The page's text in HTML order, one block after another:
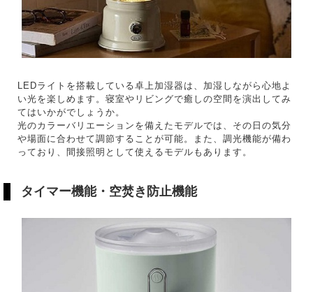
LEDライトを搭載している卓上加湿器は、加湿しながら心地よ
い光を楽しめます。寝室やリビングで癒しの空間を演出してみ
てはいかがでしょうか。
光のカラーバリエーションを備えたモデルでは、その日の気分
や場面に合わせて調節することが可能。また、調光機能が備わ
っており、間接照明として使えるモデルもあります。
タイマー機能・空焚き防止機能